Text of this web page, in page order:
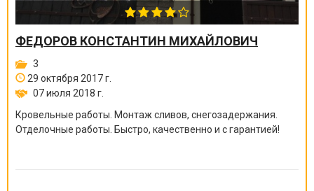
ФЕДОРОВ КОНСТАНТИН МИХАЙЛОВИЧ
3
29 октября 2017 г.
07 июля 2018 г.
Кровельные работы. Монтаж сливов, снегозадержания.
Отделочные работы. Быстро, качественно и с гарантией!